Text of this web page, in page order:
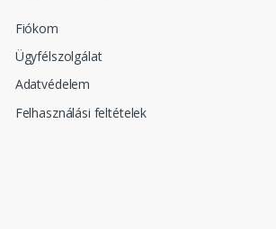
Fiókom
Ügyfélszolgálat
Adatvédelem
Felhasználási feltételek